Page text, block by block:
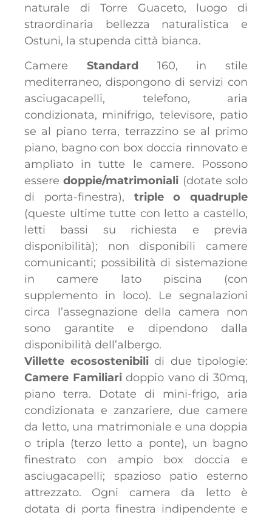
naturale di Torre Guaceto, luogo di
straordinaria bellezza naturalistica e
Ostuni, la stupenda città bianca.
Camere Standard 160, in stile
mediterraneo, dispongono di servizi con
asciugacapelli, telefono, aria
condizionata, minifrigo, televisore, patio
se al piano terra, terrazzino se al primo
piano, bagno con box doccia rinnovato e
ampliato in tutte le camere. Possono
esseredoppie/matrimoniali (dotate solo
di porta-finestra), triple o quadruple
(queste ultime tutte con letto a castello,
letti bassi su richiesta e previa
disponibilità); non disponibili camere
comunicanti; possibilità di sistemazione
in camere lato piscina (con
supplemento in loco). Le segnalazioni
circa l’assegnazione della camera non
sono garantite e dipendono dalla
disponibilità dell’albergo.
Villette ecosostenibilidi due tipologie:
Camere Familiari doppio vano di 30mq,
piano terra. Dotate di mini-frigo, aria
condizionata e zanzariere, due camere
da letto, una matrimoniale e una doppia
o tripla (terzo letto a ponte), un bagno
finestrato con ampio box doccia e
asciugacapelli; spazioso patio esterno
attrezzato. Ogni camera da letto è
dotata di porta finestra indipendente e